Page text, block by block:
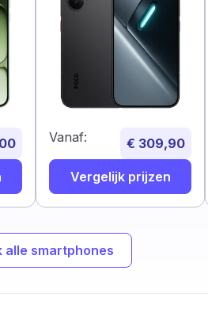
Vanaf: € 309,90
Vergelijk prijzen
alle smartphones